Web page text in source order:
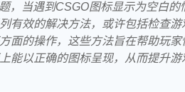
，当遇到CSGO图标显示为空白的
有效的解决方法，或许包括检查
面的操作，这些方法旨在帮助玩
能以正确的图标呈现，从而提升